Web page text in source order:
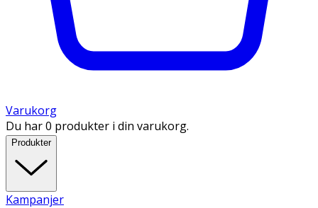
Varukorg
Du har 0 produkter i din varukorg.
Produkter
Kampanjer